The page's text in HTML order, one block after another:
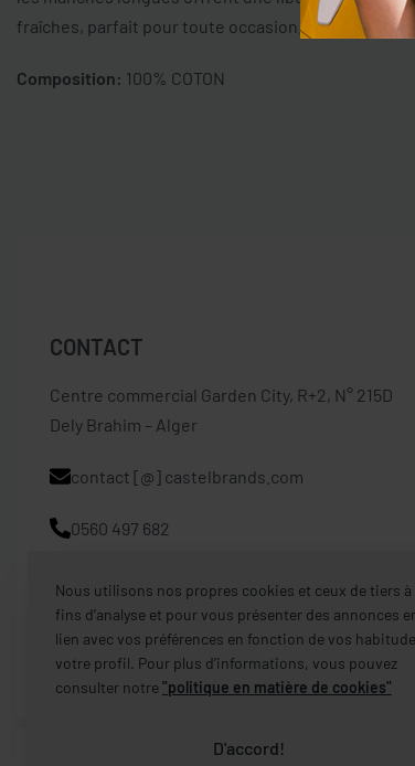
fraîches, parfait pour toute occasion.
Composition: 100% COTON
CONTACT
Centre commercial Garden City, R+2, N° 215D
Dely Brahim – Alger
contact [@] castelbrands.com
0560 497 682
Nous utilisons nos propres cookies et ceux de tiers à
fins d’analyse et pour vous présenter des annonces
lien avec vos préférences en fonction de vos
votre profil. Pour plus d’informations, vous pouvez
consulter notre"politique en matière de cookies"
D'accord!